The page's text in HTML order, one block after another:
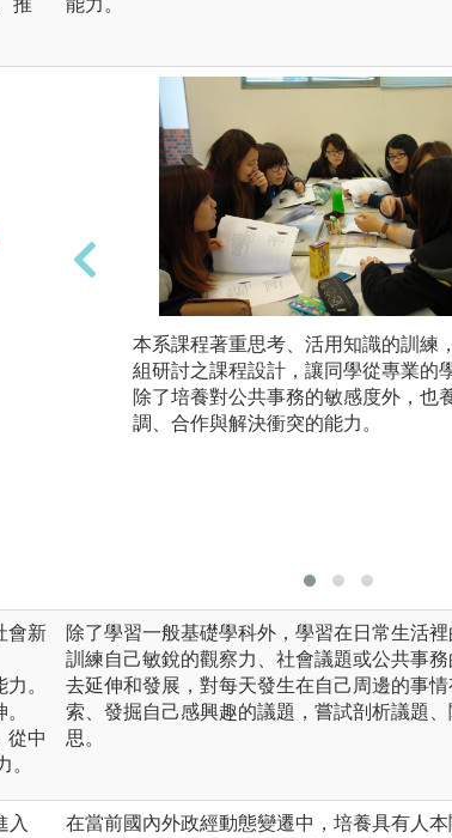
推
能力。
2)小組討論與專題學習，加深知識之建構和
互動能力。
圖解:日內瓦國際勞動事務研習
本系課程著重思考、活用知識的訓練
組研討之課程設計，讓同學從專業的
除了培養對公共事務的敏感度外，也
調、合作與解決衝突的能力。
會新
。
從中
除了學習一般基礎學科外，學習在日常生活裡
訓練自己敏銳的觀察力、社會議題或公共事
去延伸和發展，對每天發生在自己周邊的事
索、發掘自己感興趣的議題，嘗試剖析議題
思。
入
在當前國內外政經動態變遷中，培養具有人